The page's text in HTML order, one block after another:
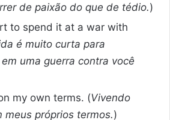
de paixão do que de tédio.)
to spend it at a war with
é muito curta para
uma guerra contra você
my own terms. (Vivendo
meus próprios termos.)